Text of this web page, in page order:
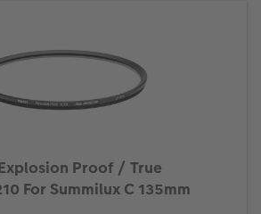
Proof / True
For Summilux C 135mm